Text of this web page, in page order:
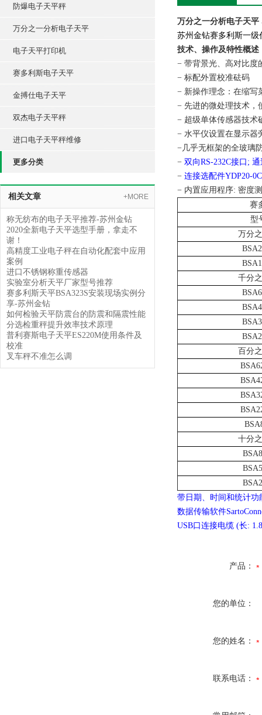
防爆电子天平秤
万分之一分析电子天平
电子天平打印机
赛多利斯电子天平
金搏仕电子天平
双杰电子天平秤
进口电子天平秤维修
更多分类
相关文章 +MORE
称无纺布的电子天平推荐-苏州金钻
2020全新电子天平选型手册，拿走不
谢！
高精度工业电子秤在自动化配套中应用
案例
进口不锈钢称重传感器
实验室分析天平厂家型号推荐
赛多利斯天平BSA323S安装现场实例分
享-苏州金钻
如何检验天平防震台的防震和隔震性能
分选检重秤提升效率技术原理
普利赛斯电子天平ES220M使用条件及
校准
叉车秤不准怎么调
万分之一分析电子天平
苏州金钻赛多利斯一级
技术、操作及特性概述
− 带背景光、高对比度
− 标配外置校准砝码
− 新操作理念：在缩写
− 先进的微处理技术，
− 超级单体传感器技术
− 水平仪设置在显示器
−几乎无框架的全玻璃
− 双向RS-232C接口;
− 连接选配件YDP20-
− 内置应用程序: 密度
赛
型
万分
千分
百分
十分
带日期、时间和统计
数据传输软件
USB口连接电缆 (长:
产品：
您的单位：
您的姓名：
联系电话：